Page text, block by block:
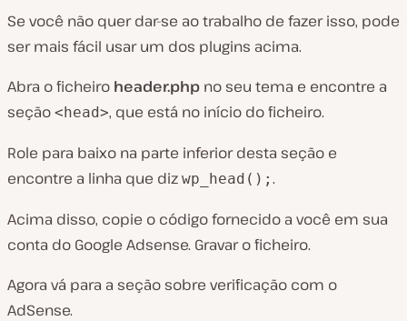
Se você não quer dar-se ao trabalho de fazer isso, pode
ser mais fácil usar um dos plugins acima.
Abra o ficheiro header.php no seu tema e encontre a
seção <head>, que está no início do ficheiro.
Role para baixo na parte inferior desta seção e
encontre a linha que diz wp_head(); .
Acima disso, copie o código fornecido a você em sua
conta do Google Adsense. Gravar o ficheiro.
Agora vá para a seção sobre verificação com o
AdSense.